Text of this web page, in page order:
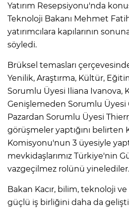
Yatırım Resepsiyonu'nda
Teknoloji Bakanı Mehmet Fatih
yatırımcılara kapılarının
söyledi.
Brüksel temasları
Yenilik, Araştırma, Kültür,
Sorumlu Üyesi Iliana Ivanova,
Genişlemeden Sorumlu Üyesi
Pazardan Sorumlu Üyesi
görüşmeler yaptığını belirten
Komisyonu'nun 3 üyesiyle
mevkidaşlarımız Türkiye'nin
vazgeçilmez rolünü
Bakan Kacır, bilim, teknoloji
güçlü iş birliğini daha da